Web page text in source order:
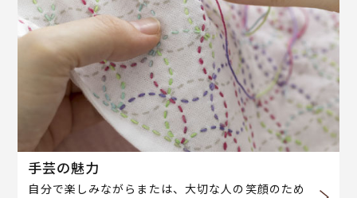
手芸の魅力
自分で楽しみながらまたは、大切な人の笑顔のため